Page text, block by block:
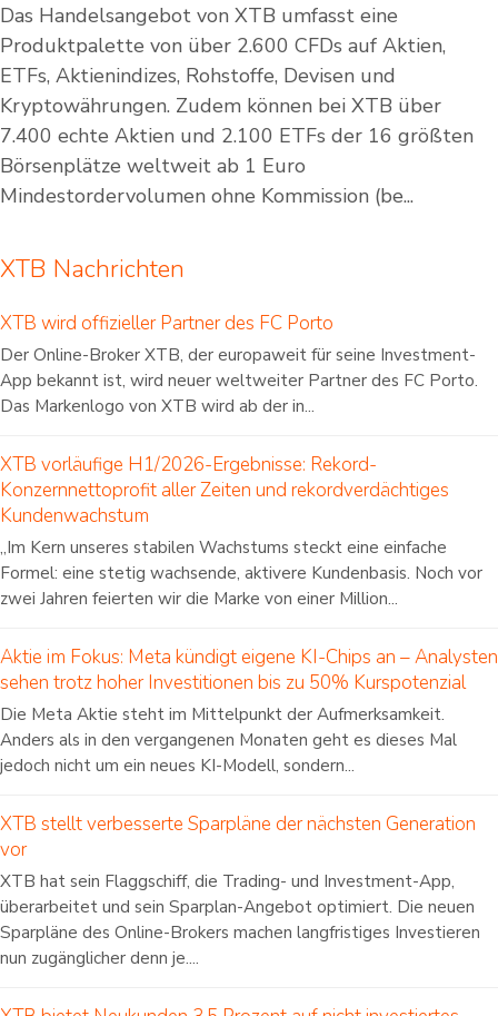
Das Handelsangebot von XTB umfasst eine
Produktpalette von über 2.600 CFDs auf Aktien,
ETFs, Aktienindizes, Rohstoffe, Devisen und
Kryptowährungen. Zudem können bei XTB über
7.400 echte Aktien und 2.100 ETFs der 16 größten
Börsenplätze weltweit ab 1 Euro
Mindestordervolumen ohne Kommission (be...
XTB Nachrichten
XTB wird offizieller Partner des FC Porto
Der Online-Broker XTB, der europaweit für seine Investment-
App bekannt ist, wird neuer weltweiter Partner des FC Porto.
Das Markenlogo von XTB wird ab der in...
XTB vorläufige H1/2026-Ergebnisse: Rekord-
Konzernnettoprofit aller Zeiten und rekordverdächtiges
Kundenwachstum
„Im Kern unseres stabilen Wachstums steckt eine einfache
Formel: eine stetig wachsende, aktivere Kundenbasis. Noch vor
zwei Jahren feierten wir die Marke von einer Million...
Aktie im Fokus: Meta kündigt eigene KI-Chips an – Analysten
sehen trotz hoher Investitionen bis zu 50% Kurspotenzial
Die Meta Aktie steht im Mittelpunkt der Aufmerksamkeit.
Anders als in den vergangenen Monaten geht es dieses Mal
jedoch nicht um ein neues KI-Modell, sondern...
XTB stellt verbesserte Sparpläne der nächsten Generation
vor
XTB hat sein Flaggschiff, die Trading- und Investment-App,
überarbeitet und sein Sparplan-Angebot optimiert. Die neuen
Sparpläne des Online-Brokers machen langfristiges Investieren
nun zugänglicher denn je....